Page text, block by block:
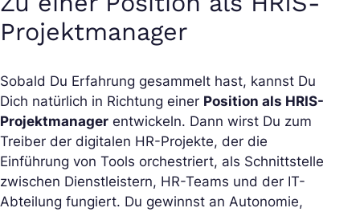
Projektmanager
Sobald Du Erfahrung gesammelt hast, kannst Du
Dich natürlich in Richtung einer Position als HRIS-
Projektmanager entwickeln. Dann wirst Du zum
Treiber der digitalen HR-Projekte, der die
Einführung von Tools orchestriert, als Schnittstelle
zwischen Dienstleistern, HR-Teams und der IT-
Abteilung fungiert. Du gewinnst an Autonomie,